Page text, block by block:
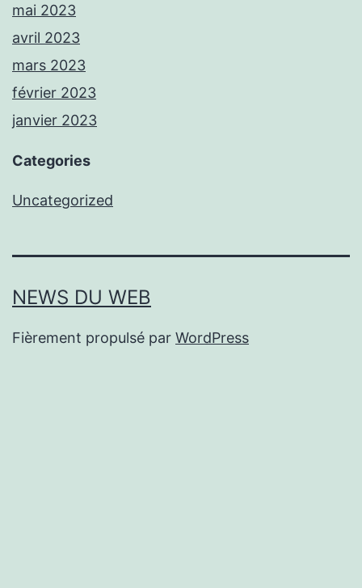
mai 2023
avril 2023
mars 2023
février 2023
janvier 2023
Categories
Uncategorized
NEWS DU WEB
Fièrement propulsé par WordPress